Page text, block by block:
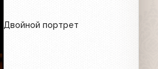
Двойной портрет